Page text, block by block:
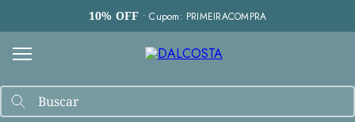
10% OFF • Cupom: PRIMEIRACOMPRA